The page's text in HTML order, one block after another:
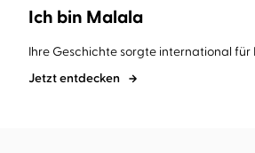
Ich bin Malala
Ihre Geschichte sorgte international für
Jetzt entdecken